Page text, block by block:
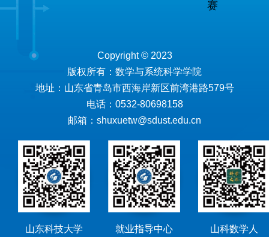
赛
Copyright © 2023
版权所有：数学与系统科学学院
地址：山东省青岛市西海岸新区前湾港路579号
电话：0532-80698158
邮箱：shuxuetw@sdust.edu.cn
山东科技大学 就业指导中心 山科数学人